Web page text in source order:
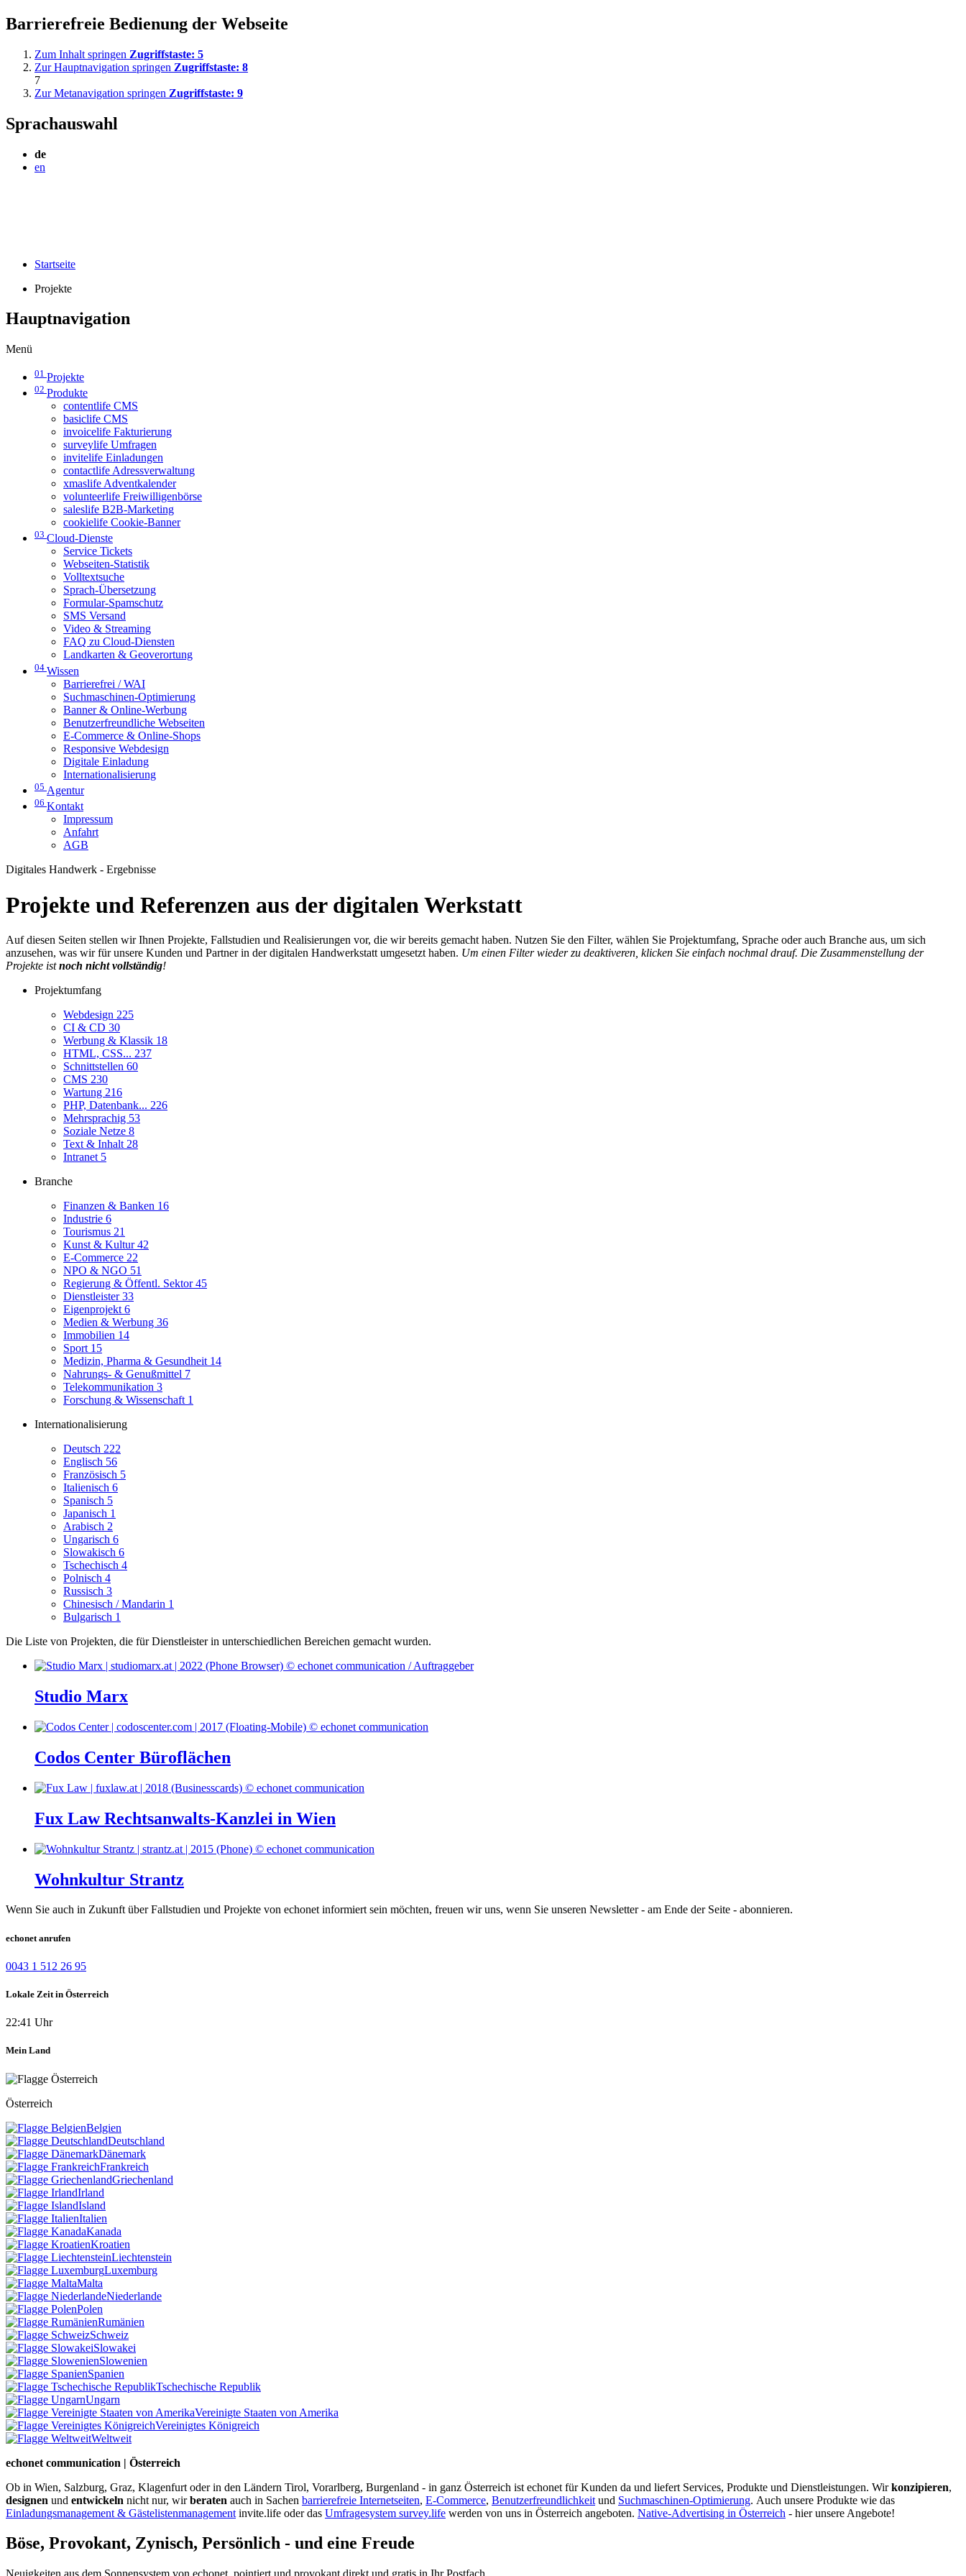
Barrierefreie Bedienung der Webseite
Zum Inhalt springen Zugriffstaste: 5
Zur Hauptnavigation springen Zugriffstaste: 8
7
Zur Metanavigation springen Zugriffstaste: 9
Sprachauswahl
de
en
Startseite
Projekte
Hauptnavigation
Menü
01 Projekte
02 Produkte
contentlife CMS
basiclife CMS
invoicelife Fakturierung
surveylife Umfragen
invitelife Einladungen
contactlife Adressverwaltung
xmaslife Adventkalender
volunteerlife Freiwilligenbörse
saleslife B2B-Marketing
cookielife Cookie-Banner
03 Cloud-Dienste
Service Tickets
Webseiten-Statistik
Volltextsuche
Sprach-Übersetzung
Formular-Spamschutz
SMS Versand
Video & Streaming
FAQ zu Cloud-Diensten
Landkarten & Geoverortung
04 Wissen
Barrierefrei / WAI
Suchmaschinen-Optimierung
Banner & Online-Werbung
Benutzerfreundliche Webseiten
E-Commerce & Online-Shops
Responsive Webdesign
Digitale Einladung
Internationalisierung
05 Agentur
06 Kontakt
Impressum
Anfahrt
AGB
Digitales Handwerk - Ergebnisse
Projekte und Referenzen aus der digitalen Werkstatt
Auf diesen Seiten stellen wir Ihnen Projekte, Fallstudien und Realisierungen vor, die wir bereits gemacht haben. Nutzen Sie den Filter, wählen Sie Projektumfang, Sprache oder auch Branche aus, um sich
anzusehen, was wir für unsere Kunden und Partner in der digitalen Handwerkstatt umgesetzt haben. Um einen Filter wieder zu deaktiveren, klicken Sie einfach nochmal drauf. Die Zusammenstellung der
Projekte istnoch nicht vollständig!
Projektumfang
Webdesign 225
CI & CD 30
Werbung & Klassik 18
HTML, CSS... 237
Schnittstellen 60
CMS 230
Wartung 216
PHP, Datenbank... 226
Mehrsprachig 53
Soziale Netze 8
Text & Inhalt 28
Intranet 5
Branche
Finanzen & Banken 16
Industrie 6
Tourismus 21
Kunst & Kultur42
E-Commerce 22
NPO & NGO 51
Regierung & Öffentl. Sektor45
Dienstleister33
Eigenprojekt 6
Medien & Werbung 36
Immobilien 14
Sport 15
Medizin, Pharma & Gesundheit 14
Nahrungs- & Genußmittel 7
Telekommunikation 3
Forschung & Wissenschaft 1
Internationalisierung
Deutsch 222
Englisch 56
Französisch 5
Italienisch 6
Spanisch 5
Japanisch 1
Arabisch 2
Ungarisch 6
Slowakisch 6
Tschechisch 4
Polnisch 4
Russisch 3
Chinesisch / Mandarin 1
Bulgarisch 1
Die Liste von Projekten, die für Dienstleister in unterschiedlichen Bereichen gemacht wurden.
Studio Marx
Codos Center Büroflächen
Fux Law Rechtsanwalts-Kanzlei in Wien
Wohnkultur Strantz
Wenn Sie auch in Zukunft über Fallstudien und Projekte von echonet informiert sein möchten, freuen wir uns, wenn Sie unseren Newsletter - am Ende der Seite - abonnieren.
echonet anrufen
0043 1 512 26 95
Lokale Zeit in Österreich
22:41 Uhr
Mein Land
Österreich
Belgien
Deutschland
Dänemark
Frankreich
Griechenland
Irland
Island
Italien
Kanada
Kroatien
Liechtenstein
Luxemburg
Malta
Niederlande
Polen
Rumänien
Schweiz
Slowakei
Slowenien
Spanien
Tschechische Republik
Ungarn
Vereinigte Staaten von Amerika
Vereinigtes Königreich
Weltweit
echonet communication | Österreich
Ob in Wien, Salzburg, Graz, Klagenfurt oder in den Ländern Tirol, Vorarlberg, Burgenland - in ganz Österreich ist echonet für Kunden da und liefert Services, Produkte und Dienstleistungen. Wirkonzipieren,
designen und entwickeln nicht nur, wirberaten auch in Sachen barrierefreie Internetseiten, E-Commerce, Benutzerfreundlichkeit und Suchmaschinen-Optimierung. Auch unsere Produkte wie das
Einladungsmanagement & Gästelistenmanagement invite.life oder das Umfragesystem survey.life werden von uns in Österreich angeboten. Native-Advertising in Österreich - hier unsere Angebote!
Böse, Provokant, Zynisch, Persönlich - und eine Freude